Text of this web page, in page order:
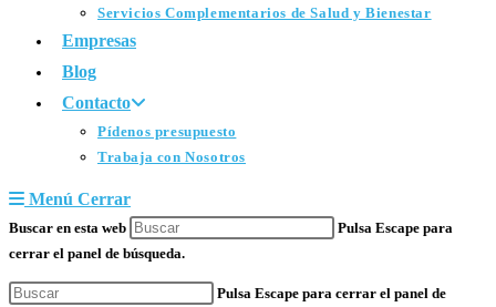
Servicios Complementarios de Salud y Bienestar
Empresas
Blog
Contacto
Pídenos presupuesto
Trabaja con Nosotros
Menú Cerrar
Buscar en esta web
Pulsa Escape para
cerrar el panel de búsqueda.
Pulsa Escape para cerrar el panel de